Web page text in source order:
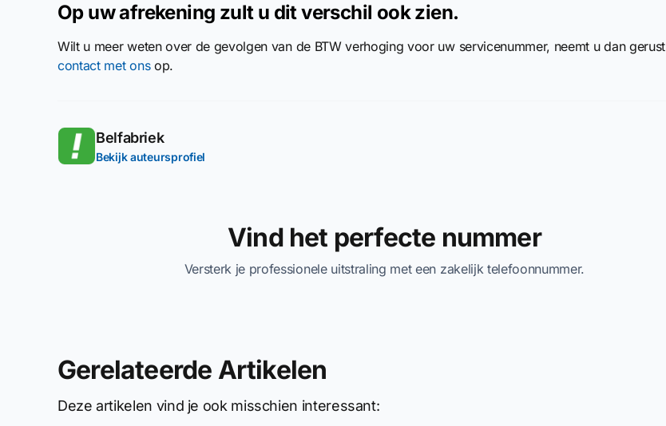
Op uw afrekening zult u dit verschil ook zien.
Wilt u meer weten over de gevolgen van de BTW verhoging voor uw servicenummer, neemt u dan gerust
contact met onsop.
Belfabriek
Bekijk auteursprofiel
Vind het perfecte nummer
Versterk je professionele uitstraling met een zakelijk telefoonnummer.
Gerelateerde Artikelen
Deze artikelen vind je ook misschien interessant: